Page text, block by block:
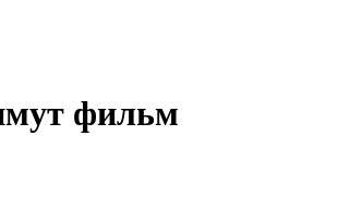
фильм